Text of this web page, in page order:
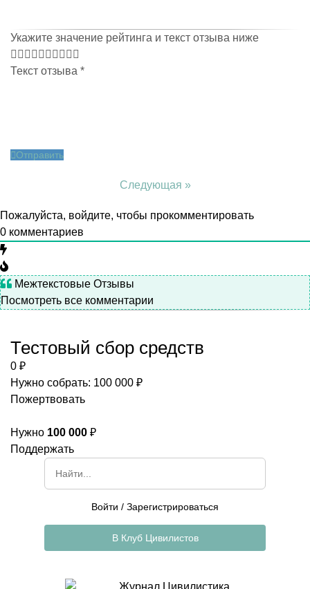
Укажите значение рейтинга и текст отзыва ниже
Текст отзыва *
Отправить
Следующая »
Пожалуйста, войдите, чтобы прокомментировать
0 комментариев
Межтекстовые Отзывы
Посмотреть все комментарии
Тестовый сбор средств
0 ₽
Нужно собрать: 100 000 ₽
Пожертвовать
Нужно 100 000 ₽
Поддержать
Войти / Зарегистрироваться
В Клуб Цивилистов